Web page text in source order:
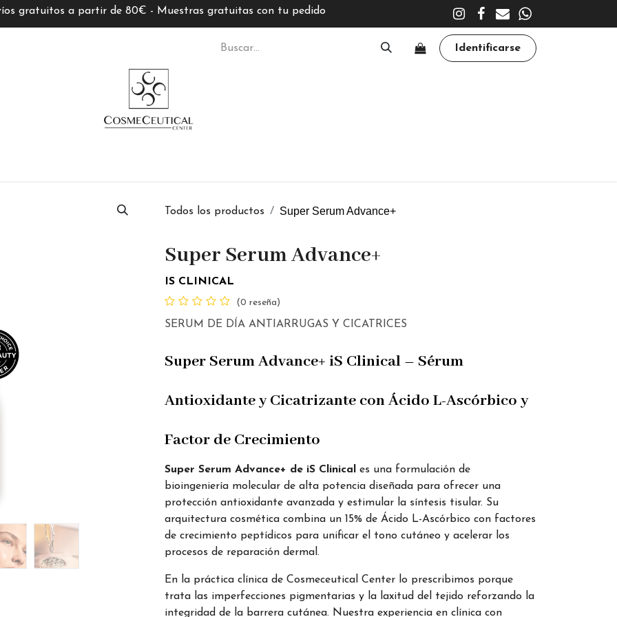
gratuitos a partir de 80€ - Muestras gratuitas con tu pedido
Identificarse
Todos los productos Super Serum Advance+
Super Serum Advance+
IS CLINICAL
(0 reseña)
SERUM DE DÍA ANTIARRUGAS Y CICATRICES
Super Serum Advance+ iS Clinical – Sérum
Antioxidante y Cicatrizante con Ácido L-Ascórbico y
Factor de Crecimiento
Super Serum Advance+ de iS Clinical es una formulación de
bioingeniería molecular de alta potencia diseñada para ofrecer una
protección antioxidante avanzada y estimular la síntesis tisular. Su
arquitectura cosmética combina un 15% de Ácido L-Ascórbico con factores
de crecimiento peptídicos para unificar el tono cutáneo y acelerar los
procesos de reparación dermal.
En la práctica clínica de Cosmeceutical Center lo prescribimos porque
trata las imperfecciones pigmentarias y la laxitud del tejido reforzando la
integridad de la barrera cutánea. Nuestra experiencia en clínica con